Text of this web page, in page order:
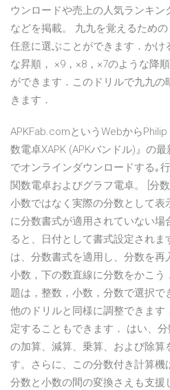
ウンロードや売上の人気ランキン
などを掲載。 九九を覚えるため
任意に選ぶことができます．かけ
な昇順， ×9，×8，×7のような降
ができます．このドリルで九九
きます．
APKFab.comというWebから
数電卓XAPK (APKバンドル)』の
でオンラインダウンロードする｡
関数電卓およびグラフ電卓。 [分
小数ではなく実際の分数として
に分数書式が適用されていない
ると、日付として書式設定され
は、分数書式を適用し、分数を再
小数，下の数直線に分数をかこう
題は，整数，小数，分数で選択で
他のドリルと同様に調整できます
定することもできます． はい、
の加算、減算、乗算、および除算
す。さらに、この分数付き計算機
分数と小数の間の変換さえも支